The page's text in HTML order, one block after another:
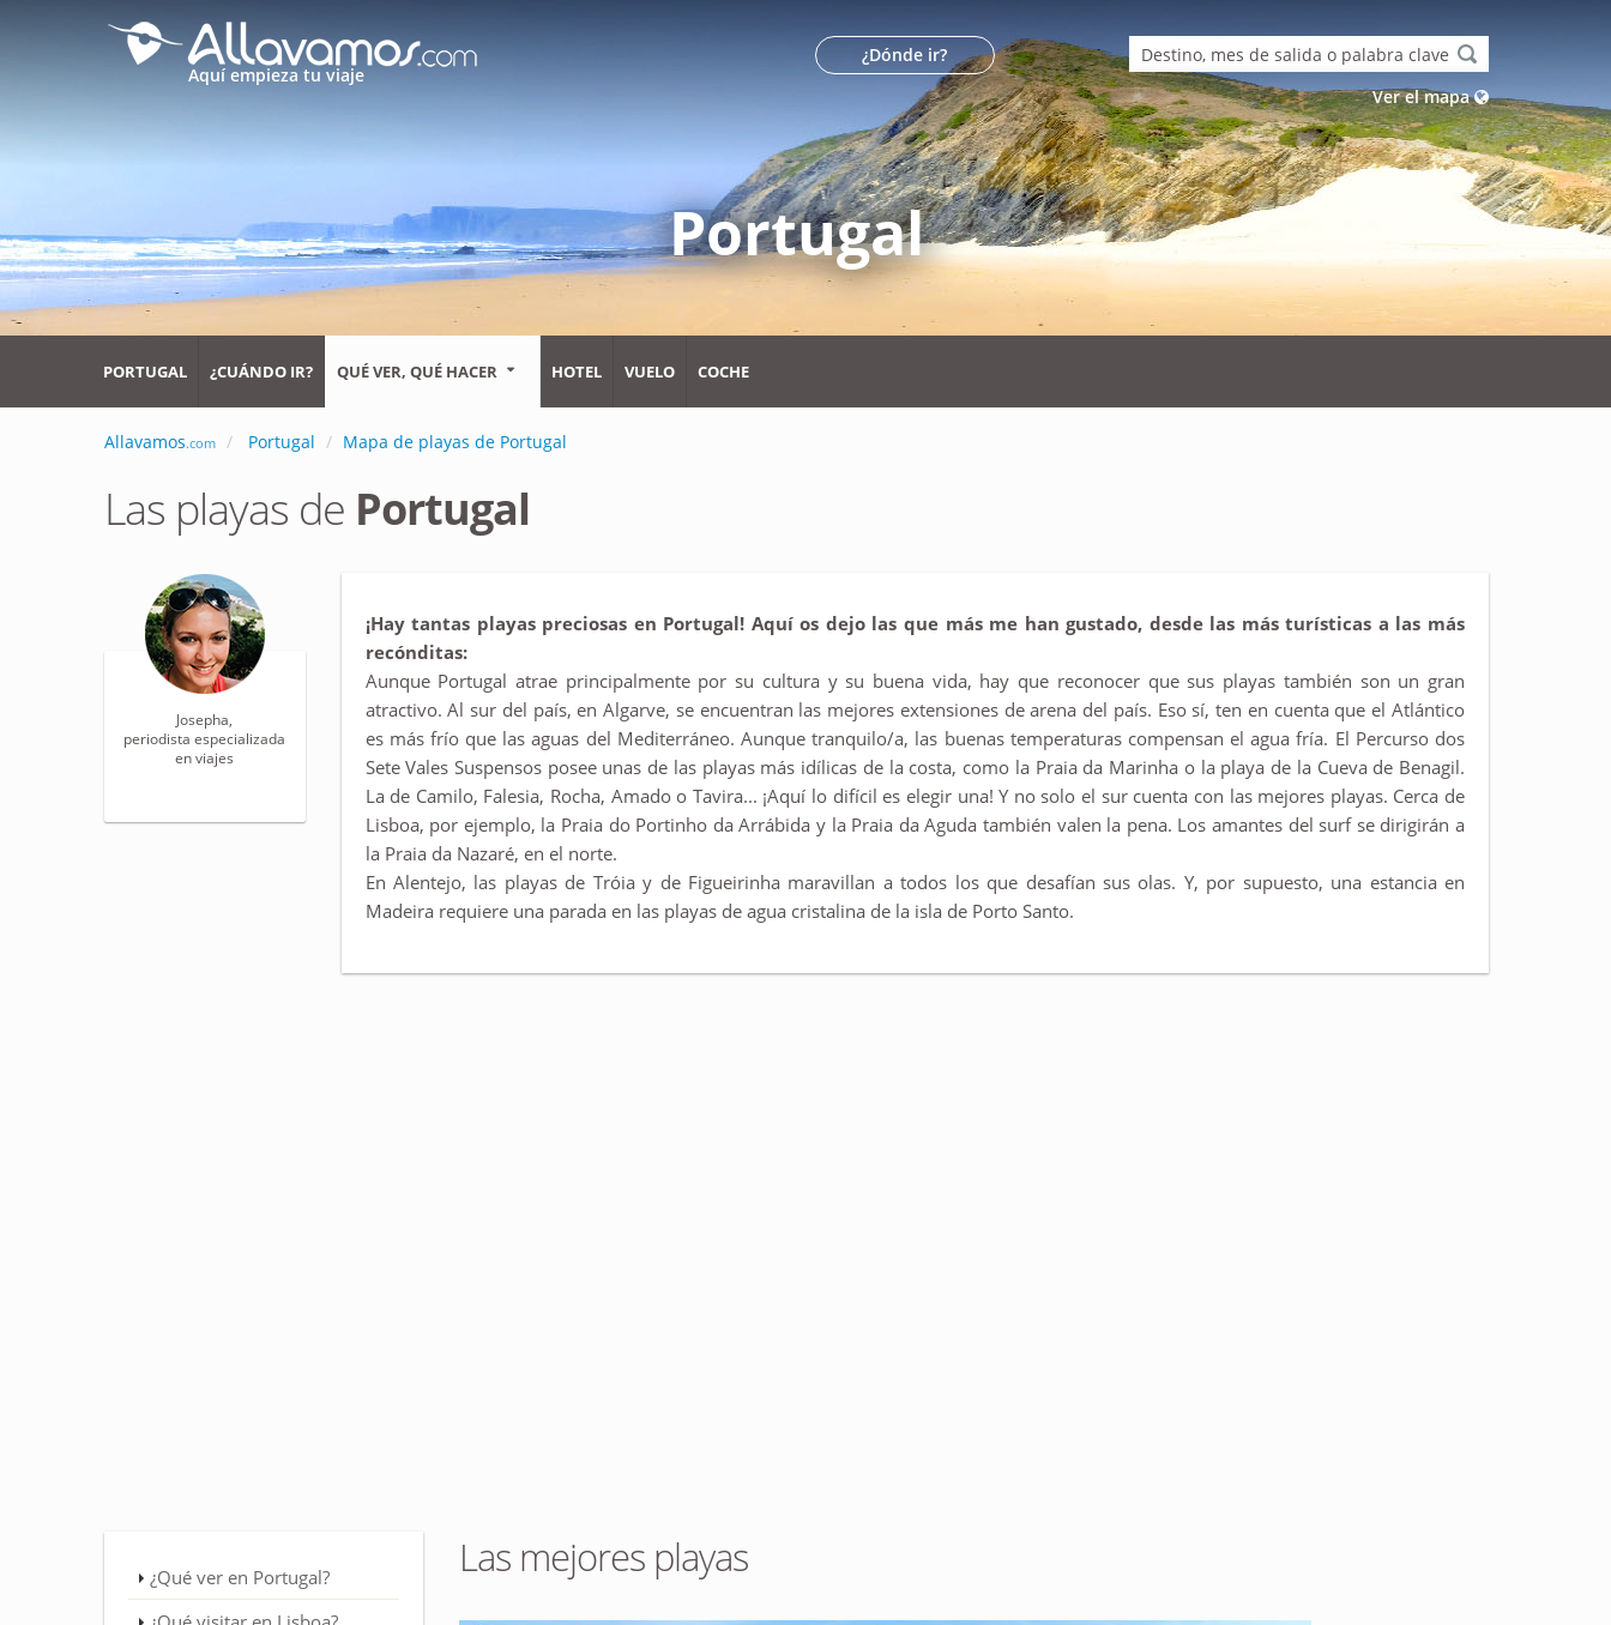
¿Dónde ir?
Ver el mapa
Aquí empieza tu viaje
Portugal
PORTUGAL ¿CUÁNDO IR? QUÉ VER, QUÉ HACER HOTEL VUELO COCHE
Allavamos.com Portugal Mapa de playas de Portugal
Las playas de Portugal
Josepha,
periodista especializada
en viajes
¡Hay tantas playas preciosas en Portugal! Aquí os dejo las que más me han gustado, desde las más turísticas a las más
recónditas:
Aunque Portugal atrae principalmente por su cultura y su buena vida, hay que reconocer que sus playas también son un gran
atractivo. Al sur del país, en Algarve, se encuentran las mejores extensiones de arena del país. Eso sí, ten en cuenta que el Atlántico
es más frío que las aguas del Mediterráneo. Aunque tranquilo/a, las buenas temperaturas compensan el agua fría. El Percurso dos
Sete Vales Suspensos posee unas de las playas más idílicas de la costa, como la Praia da Marinha o la playa de la Cueva de Benagil.
La de Camilo, Falesia, Rocha, Amado o Tavira... ¡Aquí lo difícil es elegir una! Y no solo el sur cuenta con las mejores playas. Cerca de
Lisboa, por ejemplo, la Praia do Portinho da Arrábida y la Praia da Aguda también valen la pena. Los amantes del surf se dirigirán a
la Praia da Nazaré, en el norte.
En Alentejo, las playas de Tróia y de Figueirinha maravillan a todos los que desafían sus olas. Y, por supuesto, una estancia en
Madeira requiere una parada en las playas de agua cristalina de la isla de Porto Santo.
¿Qué ver en Portugal?
Las mejores playas